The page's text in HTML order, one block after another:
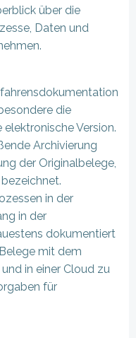
über die
Daten und
die
Version.
Archivierung
der Originalbelege,
in der
in der
dokumentiert
mit dem
in einer Cloud zu
für